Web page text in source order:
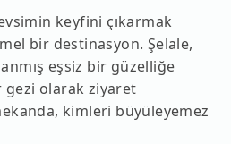
keyfini çıkarmak
bir destinasyon. Şelale,
eşsiz bir güzelliğe
olarak ziyaret
kimleri büyüleyemez